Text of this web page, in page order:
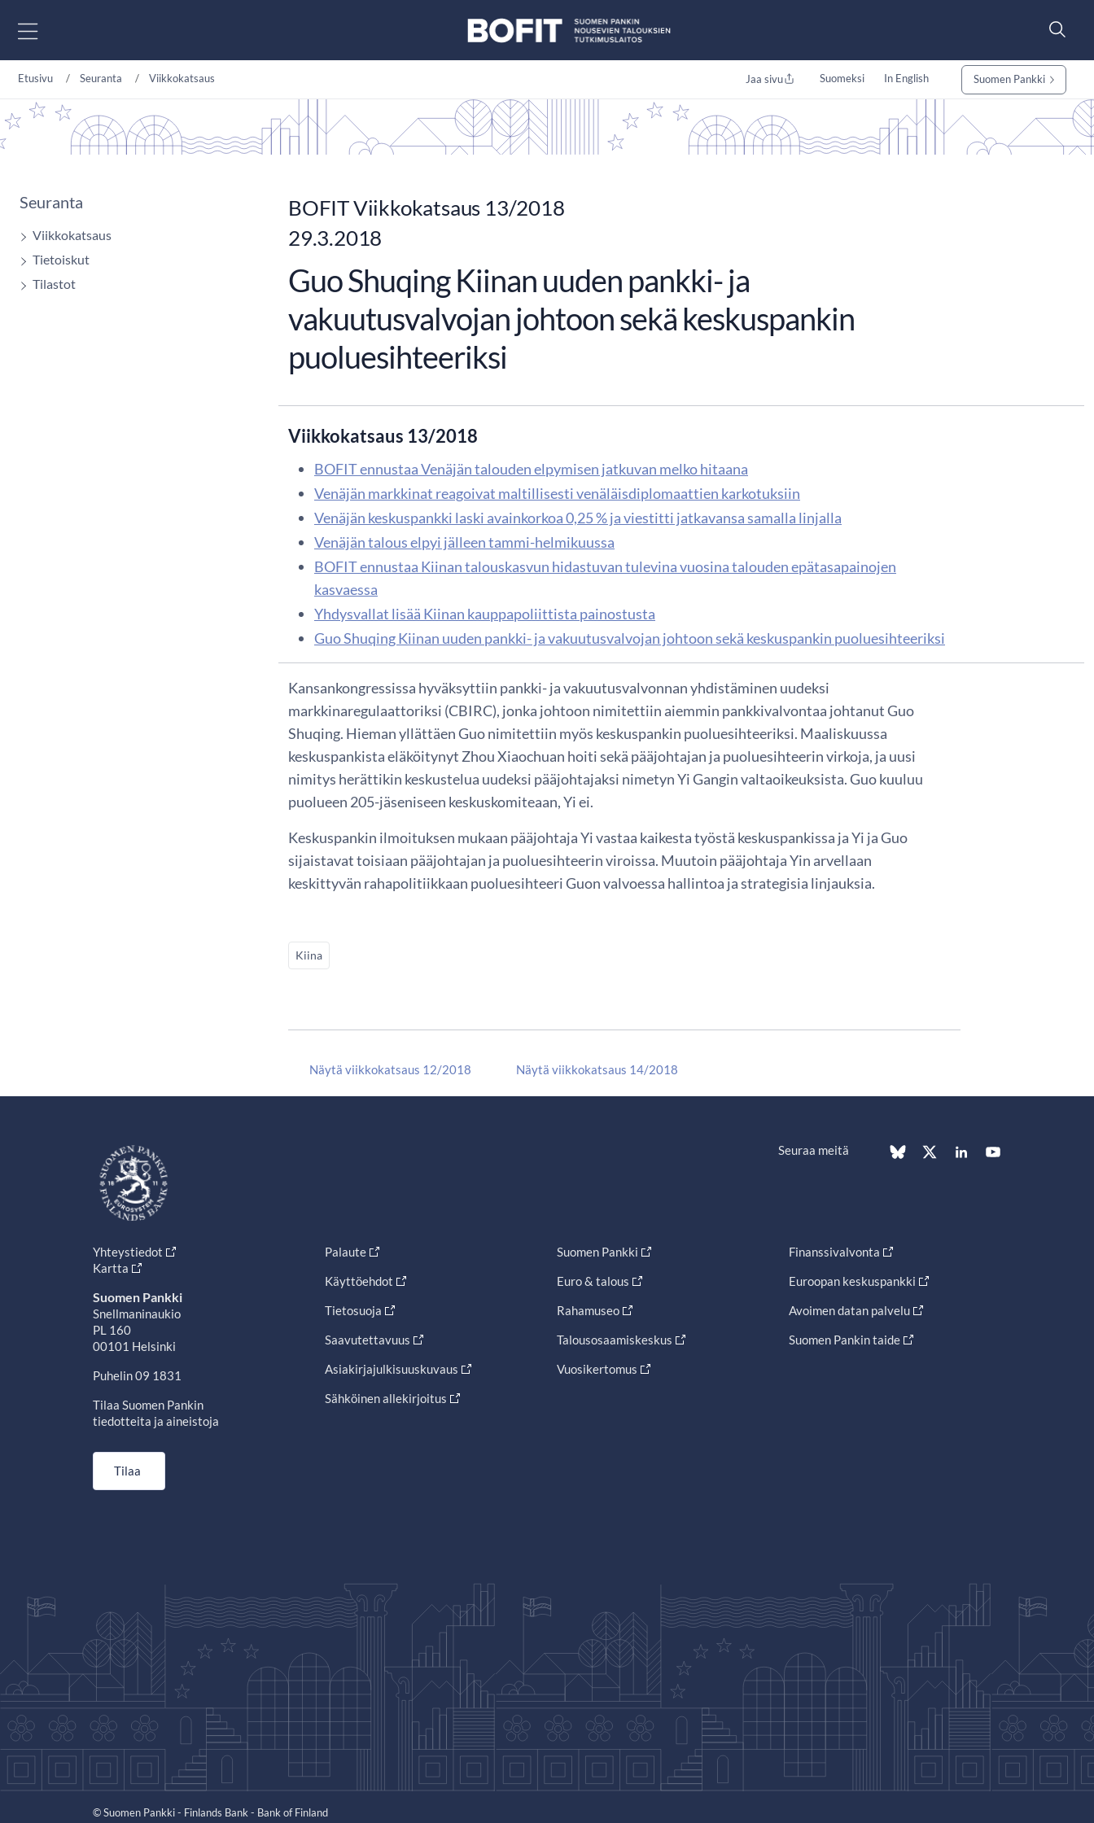
Etusivu Seuranta Viikkokatsaus Jaa sivu Suomeksi In English Suomen Pankki
Seuranta
Viikkokatsaus
Tietoiskut
Tilastot
BOFIT Viikkokatsaus 13/2018
29.3.2018
Guo Shuqing Kiinan uuden pankki- ja
vakuutusvalvojan johtoon sekä keskuspankin
puoluesihteeriksi
Viikkokatsaus 13/2018
BOFIT ennustaa Venäjän talouden elpymisen jatkuvan melko hitaana
Venäjän markkinat reagoivat maltillisesti venäläisdiplomaattien karkotuksiin
Venäjän keskuspankki laski avainkorkoa 0,25 % ja viestitti jatkavansa samalla linjalla
Venäjän talous elpyi jälleen tammi-helmikuussa
BOFIT ennustaa Kiinan talouskasvun hidastuvan tulevina vuosina talouden epätasapainojen
kasvaessa
Yhdysvallat lisää Kiinan kauppapoliittista painostusta
Guo Shuqing Kiinan uuden pankki- ja vakuutusvalvojan johtoon sekä keskuspankin puoluesihteeriksi
Kansankongressissa hyväksyttiin pankki- ja vakuutusvalvonnan yhdistäminen uudeksi
markkinaregulaattoriksi (CBIRC), jonka johtoon nimitettiin aiemmin pankkivalvontaa johtanut Guo
Shuqing. Hieman yllättäen Guo nimitettiin myös keskuspankin puoluesihteeriksi. Maaliskuussa
keskuspankista eläköitynyt Zhou Xiaochuan hoiti sekä pääjohtajan ja puoluesihteerin virkoja, ja uusi
nimitys herättikin keskustelua uudeksi pääjohtajaksi nimetyn Yi Gangin valtaoikeuksista. Guo kuuluu
puolueen 205-jäseniseen keskuskomiteaan, Yi ei.
Keskuspankin ilmoituksen mukaan pääjohtaja Yi vastaa kaikesta työstä keskuspankissa ja Yi ja Guo
sijaistavat toisiaan pääjohtajan ja puoluesihteerin viroissa. Muutoin pääjohtaja Yin arvellaan
keskittyvän rahapolitiikkaan puoluesihteeri Guon valvoessa hallintoa ja strategisia linjauksia.
Kiina
Näytä viikkokatsaus 12/2018 Näytä viikkokatsaus 14/2018
Seuraa meitä
Yhteystiedot
Kartta
Suomen Pankki
Snellmaninaukio
PL 160
00101 Helsinki
Puhelin 09 1831
Tilaa Suomen Pankin
tiedotteita ja aineistoja
Tilaa
Palaute
Käyttöehdot
Tietosuoja
Saavutettavuus
Asiakirjajulkisuuskuvaus
Sähköinen allekirjoitus
Suomen Pankki
Euro & talous
Rahamuseo
Talousosaamiskeskus
Vuosikertomus
Finanssivalvonta
Euroopan keskuspankki
Avoimen datan palvelu
Suomen Pankin taide
© Suomen Pankki - Finlands Bank - Bank of Finland